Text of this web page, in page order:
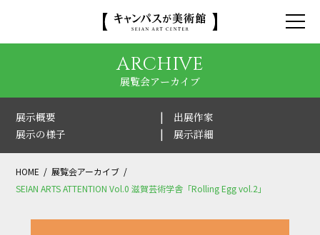
ARCHIVE
展覧会アーカイブ
展示概要
出展作家
展示の様子
展示詳細
HOME
展覧会アーカイブ
SEIAN ARTS ATTENTION Vol.0 滋賀芸術学舎「Rolling Egg vol.2」